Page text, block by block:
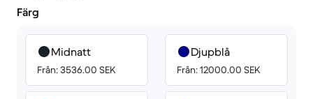
Färg
Midnatt
Från: 3536.00 SEK
Djupblå
Från: 12000.00 SEK